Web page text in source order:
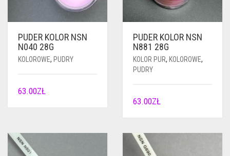
PUDER KOLOR NSN
N040 28G
KOLOROWE, PUDRY
63.00ZŁ
PUDER KOLOR NSN
N881 28G
KOLOR PUR, KOLOROWE,
PUDRY
63.00ZŁ